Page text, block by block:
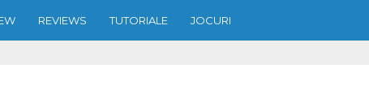
REVIEWS TUTORIALE JOCURI